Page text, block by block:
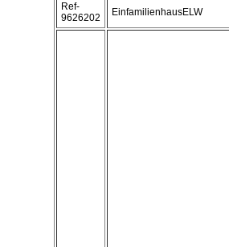
Ref-
9626202
EinfamilienhausELW